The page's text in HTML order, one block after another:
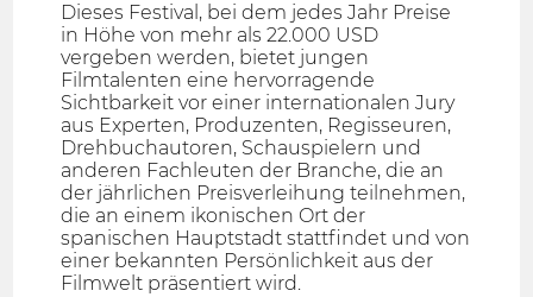
Dieses Festival, bei dem jedes Jahr Preise
in Höhe von mehr als 22.000 USD
vergeben werden, bietet jungen
Filmtalenten eine hervorragende
Sichtbarkeit vor einer internationalen Jury
aus Experten, Produzenten, Regisseuren,
Drehbuchautoren, Schauspielern und
anderen Fachleuten der Branche, die an
der jährlichen Preisverleihung teilnehmen,
die an einem ikonischen Ort der
spanischen Hauptstadt stattfindet und von
einer bekannten Persönlichkeit aus der
Filmwelt präsentiert wird.